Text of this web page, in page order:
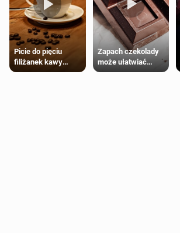
Picie do pięciu
filiżanek kawy
dziennie jest
Zapach czekolady
może ułatwiać
trening siłowy